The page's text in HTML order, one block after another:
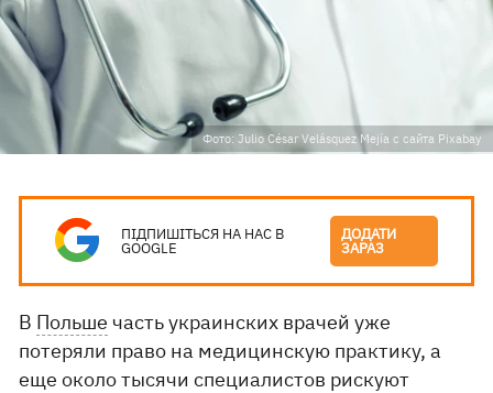
Фото: Julio César Velásquez Mejía с сайта Pixabay
ПІДПИШІТЬСЯ НА НАС В
GOOGLE
ДОДАТИ
ЗАРАЗ
В Польше часть украинских врачей уже
потеряли право на медицинскую практику, а
еще около тысячи специалистов рискуют